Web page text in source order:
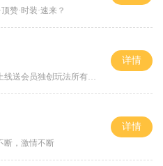
赞·时装·速来？
送会员独创玩法所有装备靠
详情
断，激情不断
详情